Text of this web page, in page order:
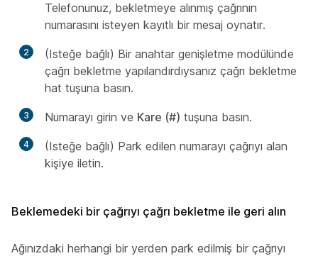
Telefonunuz, bekletmeye alınmış çağrının
numarasını isteyen kayıtlı bir mesaj oynatır.
2
(Isteğe bağlı) Bir anahtar genişletme modülünde
çağrı bekletme yapılandırdıysanız çağrı bekletme
hat tuşuna basın.
3 Numarayı girin ve Kare (#) tuşuna basın.
4
(Isteğe bağlı) Park edilen numarayı çağrıyı alan
kişiye iletin.
Beklemedeki bir çağrıyı çağrı bekletme ile geri alın
Ağınızdaki herhangi bir yerden park edilmiş bir çağrıyı